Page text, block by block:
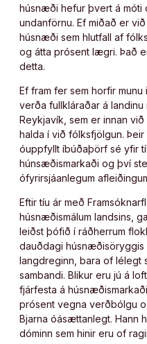
húsnæði hefur þvert á móti
undanförnu. Ef miðað er
húsnæði sem hlutfall af
og átta prósent lægri. Það
detta.
Ef fram fer sem horfir
verða fullkláraðar á
Reykjavík, sem er innan
halda í við fólksfjölgun.
óuppfyllt íbúðaþörf sé yfir
húnsæðismarkaði og því
ófyrirsjáanlegum
Eftir tíu ár með
húsnæðismálum landsins,
leiðst þófið í ráðherrum
dauðdagi
langdreginn, bara of lélegt
sambandi. Blikur eru jú á
fjárfesta á
prósent vegna verðbólgu
Bjarna óásættanlegt. Hann
dóminn sem hinir eru of